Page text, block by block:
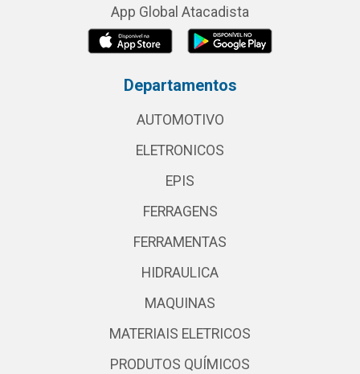
App Global Atacadista
Departamentos
AUTOMOTIVO
ELETRONICOS
EPIS
FERRAGENS
FERRAMENTAS
HIDRAULICA
MAQUINAS
MATERIAIS ELETRICOS
PRODUTOS QUÍMICOS